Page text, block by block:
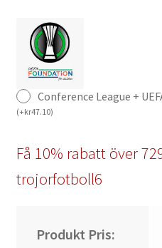
Conference League +
(+kr47.10)
Få 10% rabatt över
trojorfotboll6
Produkt Pris: